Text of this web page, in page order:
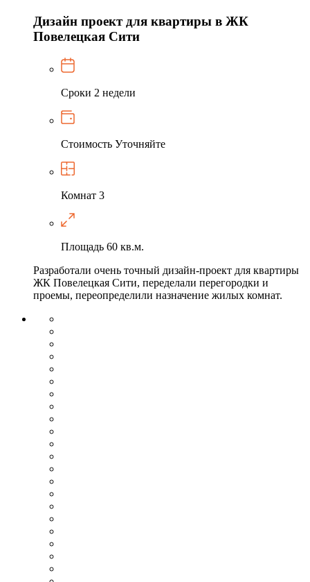
Дизайн проект для квартиры в ЖК
Повелецкая Сити
Сроки 2 недели
Стоимость Уточняйте
Комнат 3
Площадь 60 кв.м.
Разработали очень точный дизайн-проект для квартиры
ЖК Повелецкая Сити, переделали перегородки и
проемы, переопределили назначение жилых комнат.